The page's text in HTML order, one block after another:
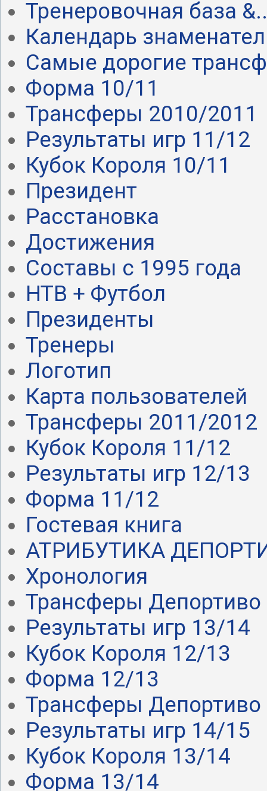
Тренеровочная база
Календарь
Самые дорогие
Форма 10/11
Трансферы 2010/2011
Результаты игр 11/12
Кубок Короля 10/11
Президент
Расстановка
Достижения
Составы с 1995 года
НТВ + Футбол
Президенты
Тренеры
Логотип
Карта пользователей
Трансферы 2011/2012
Кубок Короля 11/12
Результаты игр 12/13
Форма 11/12
Гостевая книга
АТРИБУТИКА
Хронология
Трансферы Депортиво
Результаты игр 13/14
Кубок Короля 12/13
Форма 12/13
Трансферы Депортиво
Результаты игр 14/15
Кубок Короля 13/14
Форма 13/14